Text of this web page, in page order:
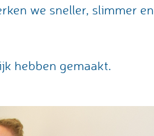
we sneller, slimmer en
hebben gemaakt.